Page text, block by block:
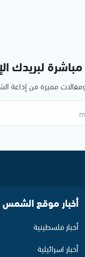
لبريدك
مميزة من إذاعة
أخبار موقع الشمس
أخبار فلسطينية
أخبار اسرائيلية